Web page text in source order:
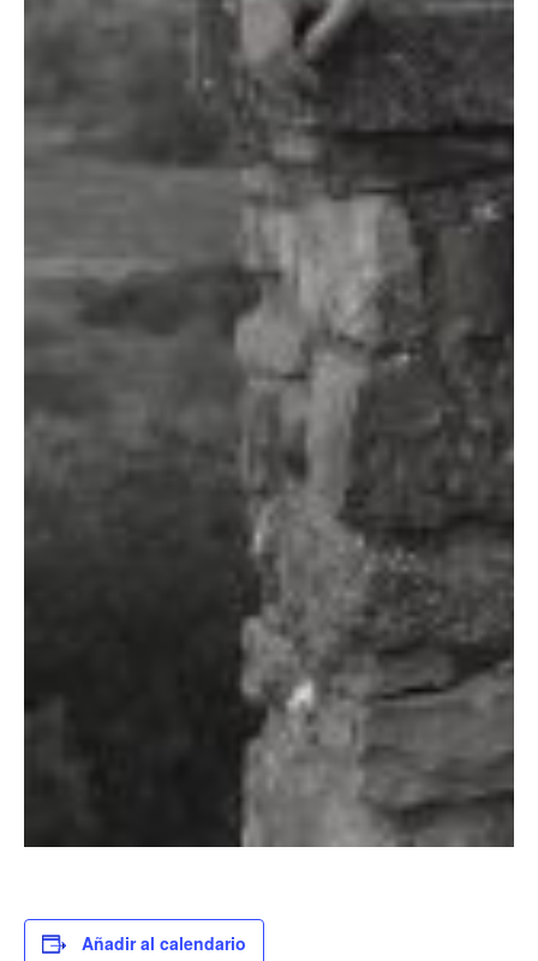
Añadir al calendario